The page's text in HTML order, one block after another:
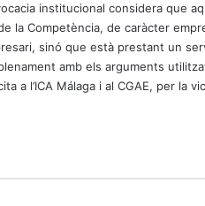
institucional considera que
la Competència, de caràcter
sinó que està prestant un
amb els arguments
a l’ICA Málaga i al CGAE, per la